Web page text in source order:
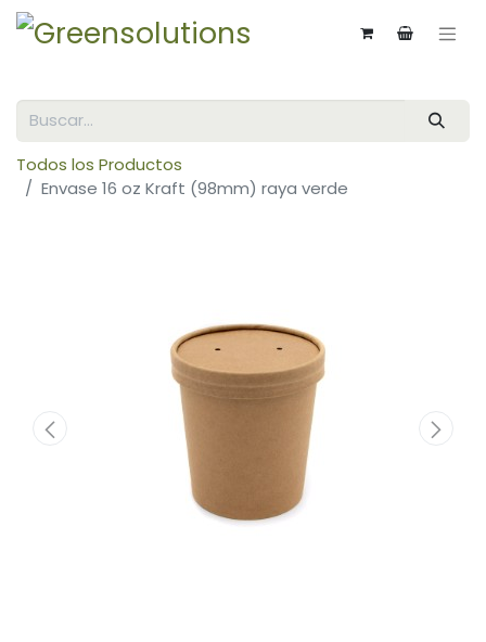
Todos los Productos
Envase 16 oz Kraft (98mm) raya verde